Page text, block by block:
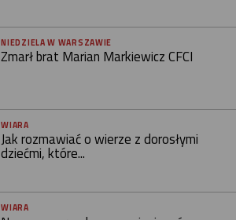
NIEDZIELA W WARSZAWIE
Zmarł brat Marian Markiewicz CFCI
WIARA
Jak rozmawiać o wierze z dorosłymi
dziećmi, które...
WIARA